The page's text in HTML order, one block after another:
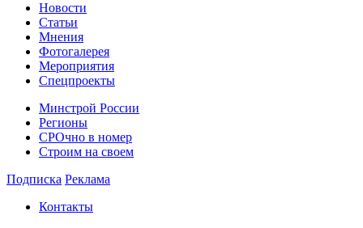
Новости
Статьи
Мнения
Фотогалерея
Мероприятия
Спецпроекты
Минстрой России
Регионы
СРОчно в номер
Строим на своем
Подписка Реклама
Контакты